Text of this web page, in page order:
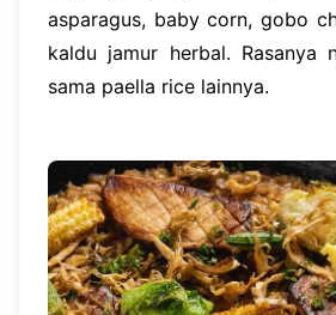
asparagus, baby corn, gobo
kaldu jamur herbal. Rasanya
sama paella rice lainnya.